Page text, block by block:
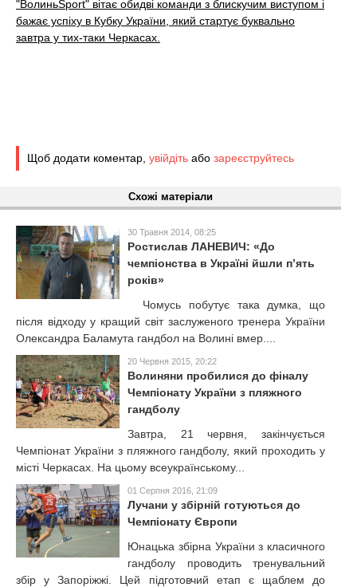
"ВолиньSport" вітає обидві команди з блискучим виступом і
бажає успіху в Кубку України, який стартує буквально
завтра у тих-таки Черкасах.
Щоб додати коментар, увійдіть або зареєструйтесь
Схожі матеріали
30 Травня 2014, 08:25
Ростислав ЛАНЕВИЧ: «До
чемпіонства в Україні йшли п’ять
років»
Чомусь побутує така думка, що
після відходу у кращий світ заслуженого тренера України
Олександра Баламута гандбол на Волині вмер....
20 Червня 2015, 20:22
Волиняни пробилися до фіналу
Чемпіонату України з пляжного
гандболу
Завтра, 21 червня, закінчується
Чемпіонат України з пляжного гандболу, який проходить у
місті Черкасах. На цьому всеукраїнському...
01 Серпня 2016, 21:09
Лучани у збірній готуються до
Чемпіонату Європи
Юнацька збірна України з класичного
гандболу проводить тренувальний
збір у Запоріжжі. Цей підготовчий етап є щаблем до